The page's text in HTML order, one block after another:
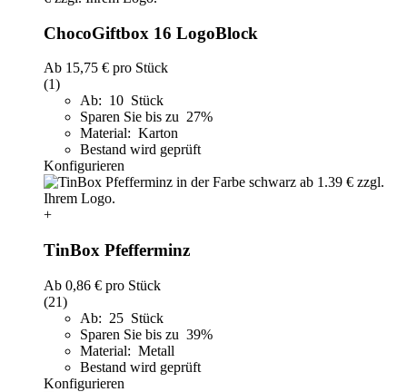
ChocoGiftbox 16 LogoBlock
Ab 15,75 € pro Stück
(1)
Ab: 10 Stück
Sparen Sie bis zu 27%
Material: Karton
Bestand wird geprüft
Konfigurieren
+
TinBox Pfefferminz
Ab 0,86 € pro Stück
(21)
Ab: 25 Stück
Sparen Sie bis zu 39%
Material: Metall
Bestand wird geprüft
Konfigurieren